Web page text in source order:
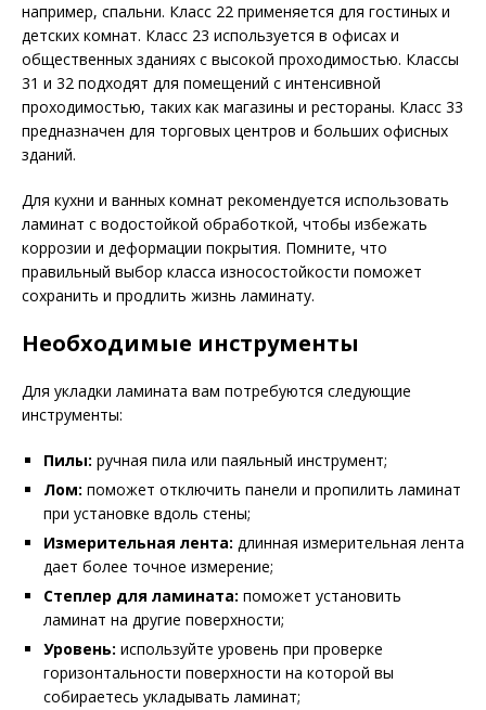
например, спальни. Класс 22 применяется для гостиных и
детских комнат. Класс 23 используется в офисах и
общественных зданиях с высокой проходимостью. Классы
31 и 32 подходят для помещений с интенсивной
проходимостью, таких как магазины и рестораны. Класс 33
предназначен для торговых центров и больших офисных
зданий.
Для кухни и ванных комнат рекомендуется использовать
ламинат с водостойкой обработкой, чтобы избежать
коррозии и деформации покрытия. Помните, что
правильный выбор класса износостойкости поможет
сохранить и продлить жизнь ламинату.
Необходимые инструменты
Для укладки ламината вам потребуются следующие
инструменты:
Пилы: ручная пила или паяльный инструмент;
Лом: поможет отключить панели и пропилить ламинат
при установке вдоль стены;
Измерительная лента: длинная измерительная лента
дает более точное измерение;
Степлер для ламината: поможет установить
ламинат на другие поверхности;
Уровень: используйте уровень при проверке
горизонтальности поверхности на которой вы
собираетесь укладывать ламинат;